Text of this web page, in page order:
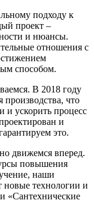
подходу к
проект –
и нюансы.
отношения с
способом.
В 2018 году
что
и ускорить процесс
и
это.
движемся вперед.
повышения
наши
новые технологии и
«Сантехнические